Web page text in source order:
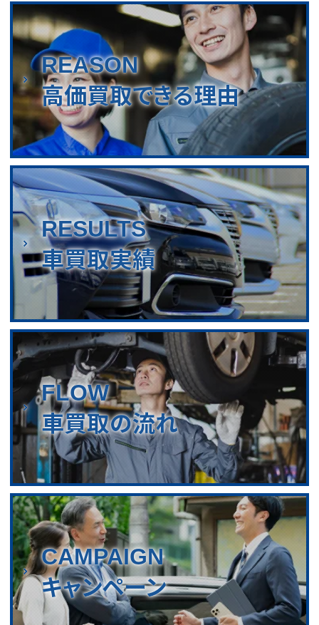
REASON
高価買取できる理由
RESULTS
車買取実績
FLOW
車買取の流れ
CAMPAIGN
キャンペーン